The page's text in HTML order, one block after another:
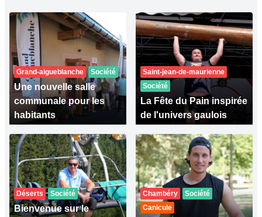
Grand-aigueblanche Société
Une nouvelle salle
communale pour les
habitants
Saint-jean-de-maurienne
Société
La Fête du Pain inspirée
de l'univers gaulois
Déserts Société
Bienvenue sur le
Chambéry
Société
Canicule